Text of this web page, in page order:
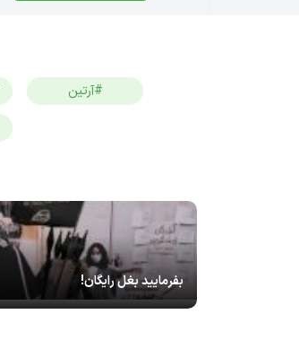
#آرتین
بفرمایید بغل رایگان!